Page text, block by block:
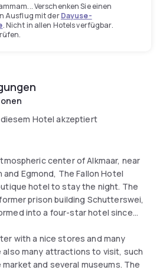
Verschenken Sie einen
Ausflug mit derDayuse-
. Nicht in allen Hotels verfügbar.
Hotel akzeptiert
center of Alkmaar, near
Egmond, The Fallon Hotel
hotel to stay the night. The
prison building Schutterswei,
into a four-star hotel since
with a nice stores and many
many attractions to visit, such
and several museums. The